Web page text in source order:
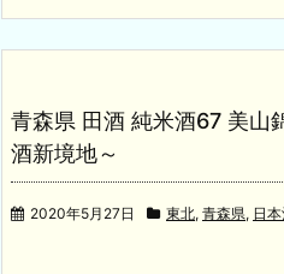
青森県 田酒 純米酒67 美
酒新境地～
2020年5月27日 東北, 青森県, 日